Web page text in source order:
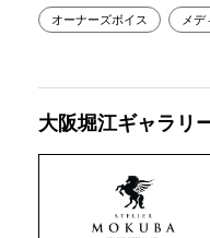
オーナーズボイス メデ
大阪堀江ギャラリ